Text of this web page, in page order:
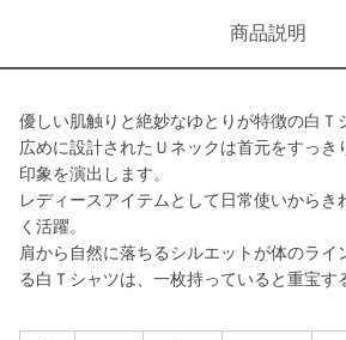
商品説明
優しい肌触りと絶妙なゆとりが特徴の白Ｔ
広めに設計されたＵネックは首元をすっき
印象を演出します。
レディースアイテムとして日常使いからき
く活躍。
肩から自然に落ちるシルエットが体のライ
る白Ｔシャツは、一枚持っていると重宝す